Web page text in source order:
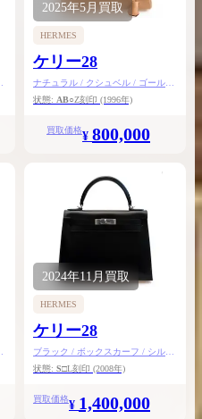
2025年5月買取
HERMES
ケリー28
ナチュラル / クシュベル / ゴールド
金具
状態: AB○Z刻印 (1996年)
買取価格¥ 800,000
2024年11月買取
HERMES
ケリー28
ブラック / ボックスカーフ / シルバ
ー金具
状態: S□L刻印 (2008年)
買取価格¥ 1,400,000